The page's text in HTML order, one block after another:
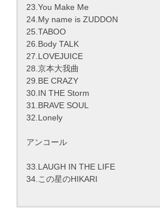
23.You Make Me
24.My name is ZUDDON
25.TABOO
26.Body TALK
27.LOVEJUICE
28.京本大我曲
29.BE CRAZY
30.IN THE Storm
31.BRAVE SOUL
32.Lonely
アンコール
33.LAUGH IN THE LIFE
34.この星のHIKARI